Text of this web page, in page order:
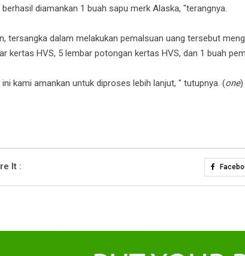
diamankan 1 buah sapu merk Alaska, "terangnya.
tersangka dalam melakukan pemalsuan uang tersebut
kertas HVS, 5 lembar potongan kertas HVS, dan 1 buah
kami amankan untuk diproses lebih lanjut, " tutupnya. (one)
It :